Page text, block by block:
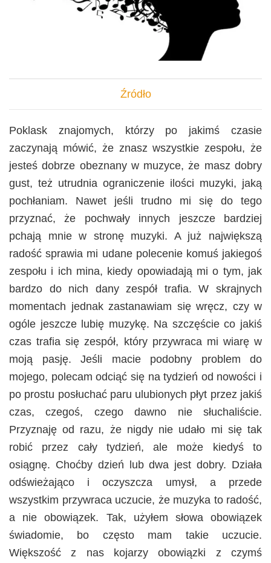
Źródło
Poklask znajomych, którzy po jakimś czasie
zaczynają mówić, że znasz wszystkie zespołu, że
jesteś dobrze obeznany w muzyce, że masz dobry
gust, też utrudnia ograniczenie ilości muzyki, jaką
pochłaniam. Nawet jeśli trudno mi się do tego
przyznać, że pochwały innych jeszcze bardziej
pchają mnie w stronę muzyki. A już największą
radość sprawia mi udane polecenie komuś jakiegoś
zespołu i ich mina, kiedy opowiadają mi o tym, jak
bardzo do nich dany zespół trafia. W skrajnych
momentach jednak zastanawiam się wręcz, czy w
ogóle jeszcze lubię muzykę. Na szczęście co jakiś
czas trafia się zespół, który przywraca mi wiarę w
moją pasję. Jeśli macie podobny problem do
mojego, polecam odciąć się na tydzień od nowości i
po prostu posłuchać paru ulubionych płyt przez jakiś
czas, czegoś, czego dawno nie słuchaliście.
Przyznaję od razu, że nigdy nie udało mi się tak
robić przez cały tydzień, ale może kiedyś to
osiągnę. Choćby dzień lub dwa jest dobry. Działa
odświeżająco i oczyszcza umysł, a przede
wszystkim przywraca uczucie, że muzyka to radość,
a nie obowiązek. Tak, użyłem słowa obowiązek
świadomie, bo często mam takie uczucie.
Większość z nas kojarzy obowiązki z czymś